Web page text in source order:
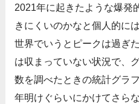
2021年に起きたような爆発
きにくいのかなと個人的に
世界でいうとピークは過ぎ
は収まっていない状況で、
数を調べたときの統計グラ
年明けぐらいにかけてさら